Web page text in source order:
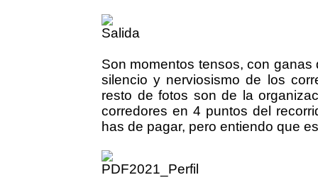
Son momentos tensos, con
silencio y nerviosismo de los
resto de fotos son de la
corredores en 4 puntos del
has de pagar, pero entiendo que